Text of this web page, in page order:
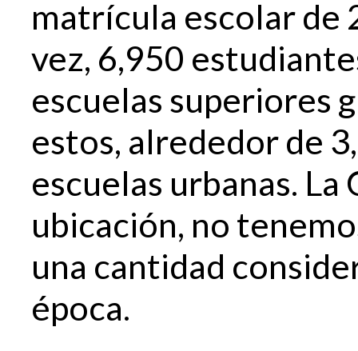
matrícula escolar de
vez, 6,950
escuelas superiores
estos, alrededor de
escuelas urbanas.
ubicación, no
una cantidad
época.